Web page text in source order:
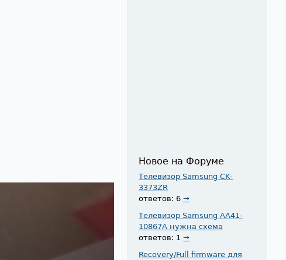
Новое на Форуме
Телевизор Samsung CK-
3373ZR
ответов: 6→
Телевизор Samsung AA41-
10867A нужна схема
ответов: 1→
Recovery/Full firmware для